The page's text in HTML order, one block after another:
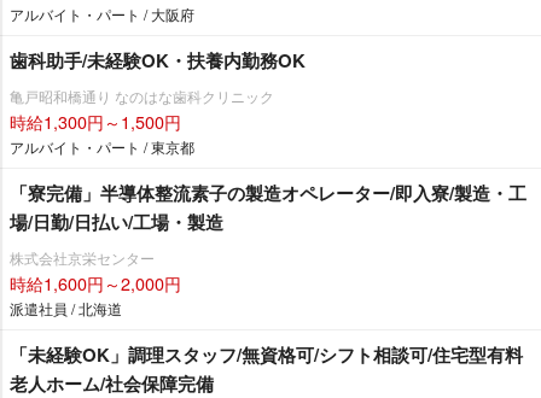
アルバイト・パート / 大阪府
歯科助手/未経験OK・扶養内勤務OK
亀戸昭和橋通り なのはな歯科クリニック
時給1,300円～1,500円
アルバイト・パート / 東京都
「寮完備」半導体整流素子の製造オペレーター/即入寮/製造・工
場/日勤/日払い/工場・製造
株式会社京栄センター
時給1,600円～2,000円
派遣社員 / 北海道
「未経験OK」調理スタッフ/無資格可/シフト相談可/住宅型有料
老人ホーム/社会保障完備